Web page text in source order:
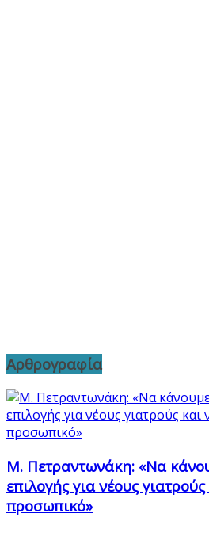
Αρθρογραφία
Μ. Πετραντωνάκη: «Να
επιλογής για νέους
προσωπικό»